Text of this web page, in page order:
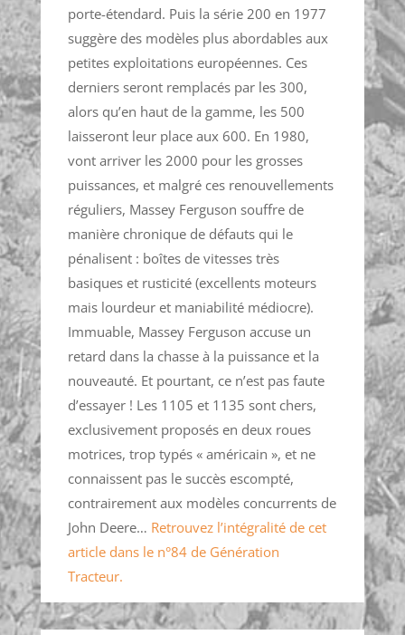
porte-étendard. Puis la série 200 en 1977
suggère des modèles plus abordables aux
petites exploitations européennes. Ces
derniers seront remplacés par les 300,
alors qu’en haut de la gamme, les 500
laisseront leur place aux 600. En 1980,
vont arriver les 2000 pour les grosses
puissances, et malgré ces renouvellements
réguliers, Massey Ferguson souffre de
manière chronique de défauts qui le
pénalisent : boîtes de vitesses très
basiques et rusticité (excellents moteurs
mais lourdeur et maniabilité médiocre).
Immuable, Massey Ferguson accuse un
retard dans la chasse à la puissance et la
nouveauté. Et pourtant, ce n’est pas faute
d’essayer ! Les 1105 et 1135 sont chers,
exclusivement proposés en deux roues
motrices, trop typés « américain », et ne
connaissent pas le succès escompté,
contrairement aux modèles concurrents de
John Deere… Retrouvez l’intégralité de cet
article dans le n°84 de Génération
Tracteur.